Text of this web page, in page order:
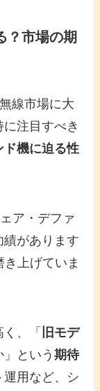
？市場の期
線市場に大
注目すべき
ド機に迫る性
ア・デファ
績があります
き上げていま
、「
旧モデ
」という期待
用など、シ